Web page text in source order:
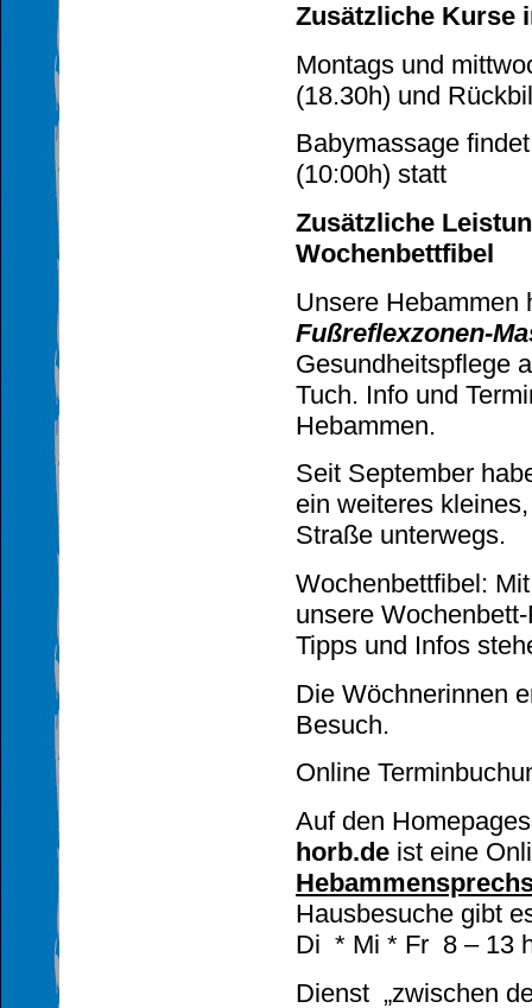
Zusätzliche Kurse
Montags und
(18.30h) und
Babymassage
(10:00h) statt
Zusätzliche
Wochenbettfibel
Unsere Hebammen
Fußreflexzonen-
Gesundheitspflege
Tuch. Info und
Hebammen.
Seit September
ein weiteres
Straße unterwegs.
Wochenbettfibel:
unsere
Tipps und Infos
Die Wöchnerinnen
Besuch.
Online
Auf den
horb.de ist eine
Hausbesuche gibt
Di * Mi * Fr 8 – 13
Dienst „zwischen